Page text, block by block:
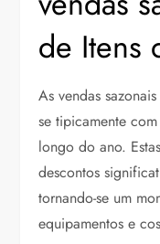
de Itens
As vendas
se tipicamente
longo do ano.
descontos
tornando-se um
equipamentos e